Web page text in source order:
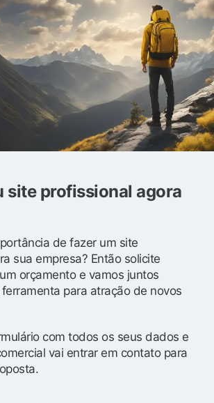
site profissional agora
de fazer um site
sua empresa? Então solicite
orçamento e vamos juntos
para atração de novos
com todos os seus dados e
vai entrar em contato para